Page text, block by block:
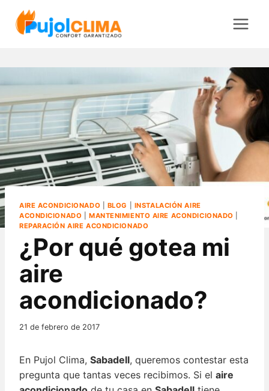
contenido
AIRE ACONDICIONADO BLOG
INSTALACIÓN AIRE
ACONDICIONADO
MANTENIMIENTO AIRE ACONDICIONADO
REPARACIÓN AIRE ACONDICIONADO
¿Por qué gotea mi
aire
acondicionado?
21 de febrero de 2017
En Pujol Clima, Sabadell, queremos contestar esta
pregunta que tantas veces recibimos. Si el aire